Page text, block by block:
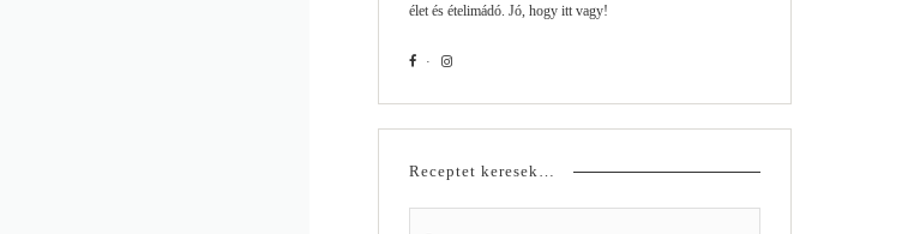
élet és ételimádó. Jó, hogy itt vagy!
Receptet keresek…